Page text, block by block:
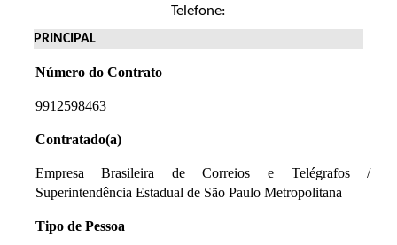
Telefone:
PRINCIPAL
Número do Contrato
9912598463
Contratado(a)
Empresa Brasileira de Correios e Telégrafos /
Superintendência Estadual de São Paulo Metropolitana
Tipo de Pessoa